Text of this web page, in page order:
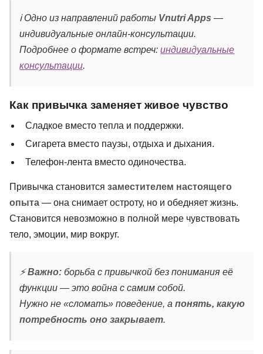
ℹ️ Одно из направлений работы Vnutri Apps —
индивидуальные онлайн-консультации.
Подробнее о формате встреч:индивидуальные
консультации.
Как привычка заменяет живое чувство
Сладкое вместо тепла и поддержки.
Сигарета вместо паузы, отдыха и дыхания.
Телефон-лента вместо одиночества.
Привычка становится заместителем настоящего
опыта — она снимает остроту, но и обедняет жизнь.
Становится невозможно в полной мере чувствовать
тело, эмоции, мир вокруг.
⚡Важно: борьба с привычкой без понимания её
функции — это война с самим собой.
Нужно не «сломать» поведение, апонять, какую
потребность оно закрывает.